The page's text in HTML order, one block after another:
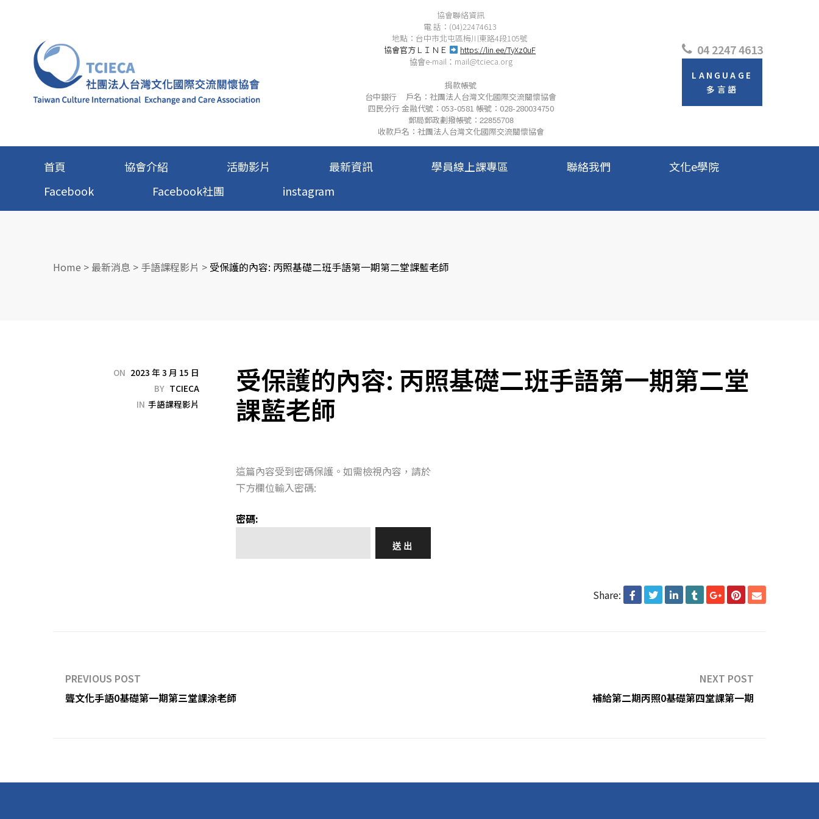
協會聯絡資訊
電 話：(04)22474613
地點：台中市北屯區梅川東路4段105號
協會官方ＬＩＮＥ
https://lin.ee/TyXz0uF
協會e-mail： mail@tcieca.org
捐款帳號
台中銀行 戶名：社團法人台灣文化國際交流關懷協會
四民分行 金融代號：053-0581 帳號：028-280034750
郵局郵政劃撥帳號： 22855708
收款戶名：社團法人台灣文化國際交流關懷協會
04 2247 4613
LANGUAGE
多言語
首頁 協會介紹 活動影片 最新資訊 學員線上課專區 聯絡我們
文化e學院
Facebook
Facebook社團 instagram
Home > 最新消息 > 手語課程影片 > 受保護的內容: 丙照基礎二班手語第一期第二堂課藍老師
ON 2023 年 3 月 15 日
BY TCIECA
IN 手語課程影片
受保護的內容: 丙照基礎二班手語第一期第二堂
課藍老師
這篇內容受到密碼保護。如需檢視內容，請於
下方欄位輸入密碼:
密碼:
Share:
PREVIOUS POST
聾文化手語0基礎第一期第三堂課涂老師
NEXT POST
補給第二期丙照0基礎第四堂課第一期